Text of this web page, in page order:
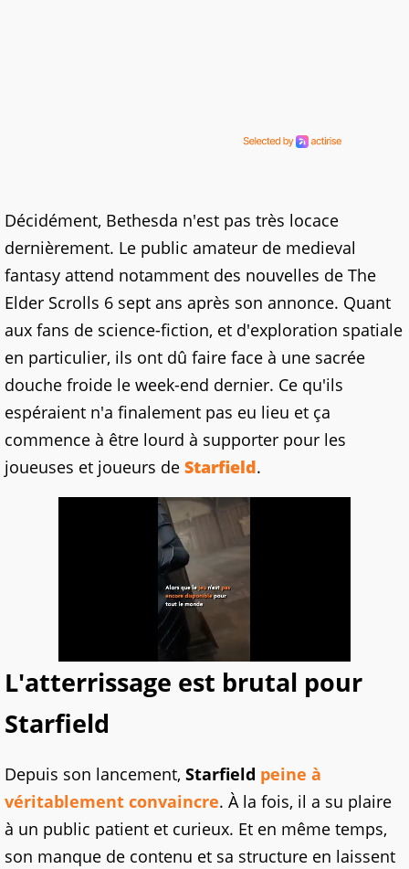
Décidément, Bethesda n'est pas très locace
dernièrement. Le public amateur de medieval
fantasy attend notamment des nouvelles de The
Elder Scrolls 6 sept ans après son annonce. Quant
aux fans de science-fiction, et d'exploration spatiale
en particulier, ils ont dû faire face à une sacrée
douche froide le week-end dernier. Ce qu'ils
espéraient n'a finalement pas eu lieu et ça
commence à être lourd à supporter pour les
joueuses et joueurs de Starfield.
L'atterrissage est brutal pour
Starfield
Depuis son lancement, Starfield peine à
véritablement convaincre. À la fois, il a su plaire
à un public patient et curieux. Et en même temps,
son manque de contenu et sa structure en laissent